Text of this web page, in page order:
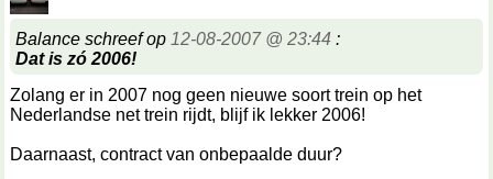
Balance schreef op 12-08-2007 @ 23:44 :
Dat is zó 2006!
Zolang er in 2007 nog geen nieuwe soort trein op het
Nederlandse net trein rijdt, blijf ik lekker 2006!
Daarnaast, contract van onbepaalde duur?